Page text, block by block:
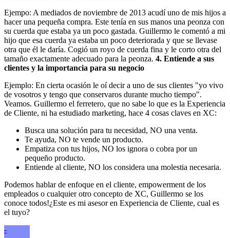
Ejempo: A mediados de noviembre de 2013 acudí uno de mis hijos a
hacer una pequeña compra. Este tenía en sus manos una peonza con
su cuerda que estaba ya un poco gastada. Guillermo le comentó a mi
hijo que esa cuerda ya estaba un poco deteriorada y que se llevase
otra que él le daría. Cogió un royo de cuerda fina y le corto otra del
tamaño exactamente adecuado para la peonza. 4. Entiende a sus
clientes y la importancia para su negocio
Ejemplo: En cierta ocasión le oí decir a uno de sus clientes "yo vivo
de vosotros y tengo que conservaros durante mucho tiempo".
Veamos. Guillermo el ferretero, que no sabe lo que es la Experiencia
de Cliente, ni ha estudiado marketing, hace 4 cosas claves en XC:
Busca una solución para tu necesidad, NO una venta.
Te ayuda, NO te vende un producto.
Empatiza con tus hijos, NO los ignora o cobra por un
pequeño producto.
Entiende al cliente, NO los considera una molestia necesaria.
Podemos hablar de enfoque en el cliente, empowerment de los
empleados o cualquier otro concepto de XC, Guillermo se los
conoce todos!¿Este es mi asesor en Experiencia de Cliente, cual es
el tuyo?
-